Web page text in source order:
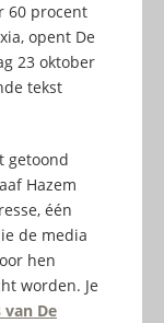
60 procent
opent De
23 oktober
tekst
getoond
Hazem
één
de media
hen
worden. Je
van De